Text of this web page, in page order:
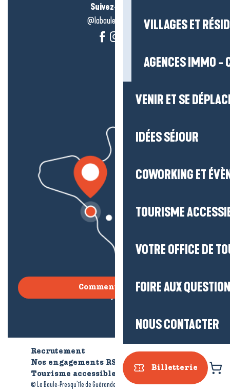
VILLAGES ET
AGENCES IMMO -
VENIR ET SE
IDÉES SÉJOUR
COWORKING ET
TOURISME
VOTRE OFFICE DE
FOIRE AUX
NOUS CONTACTER
Billetterie
Suivez-nous !
@labauleguérande
Comment venir ?
Recrutement
Qui sommes-nous ?
Nos engagements RSE
Tourisme accessible
© La Baule-Presqu’île de Guérande tourisme-Mentions légales-